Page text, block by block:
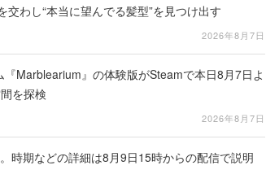
わし“本当に望んでる髪型”を見つけ出す
2026年8月7日
Marblearium』の体験版がSteamで本日8月7日よ
を探検
2026年8月7日
時期などの詳細は8月9日15時からの配信で説明